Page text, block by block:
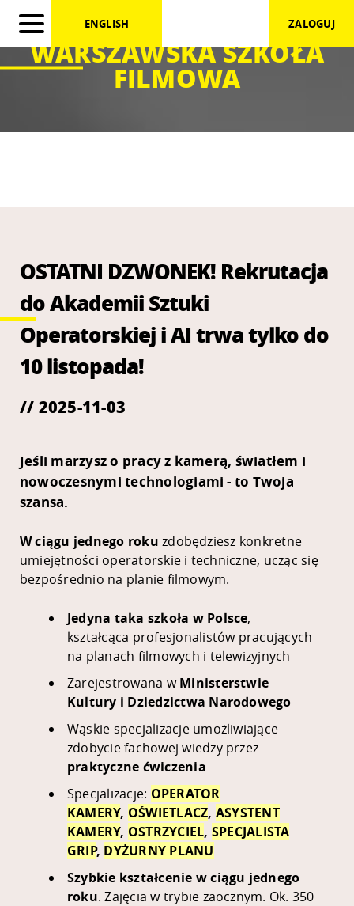
WARSZAWSKA SZKOŁA
FILMOWA
ENGLISH ZALOGUJ
OSTATNI DZWONEK! Rekrutacja
do Akademii Sztuki
Operatorskiej i AI trwa tylko do
10 listopada!
// 2025-11-03
Jeśli marzysz o pracy z kamerą, światłem i
nowoczesnymi technologiami - to Twoja
szansa.
W ciągu jednego roku zdobędziesz konkretne
umiejętności operatorskie i techniczne, ucząc się
bezpośrednio na planie filmowym.
Jedyna taka szkoła w Polsce,
kształcąca profesjonalistów pracujących
na planach filmowych i telewizyjnych
Zarejestrowana wMinisterstwie
Kultury i Dziedzictwa Narodowego
Wąskie specjalizacje umożliwiające
zdobycie fachowej wiedzy przez
praktyczne ćwiczenia
Specjalizacje: OPERATOR
KAMERY, OŚWIETLACZ, ASYSTENT
KAMERY, OSTRZYCIEL, SPECJALISTA
GRIP, DYŻURNY PLANU
Szybkie kształcenie w ciągu jednego
roku. Zajęcia w trybie zaocznym. Ok. 350